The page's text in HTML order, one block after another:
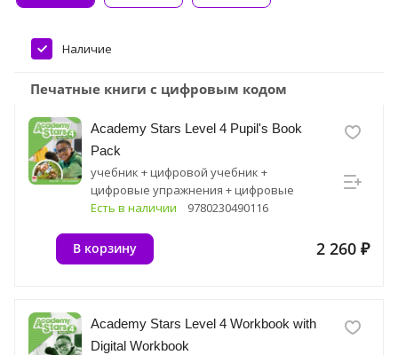
Наличие
Печатные книги с цифровым кодом
Academy Stars Level 4 Pupil's Book
Pack
учебник + цифровой учебник +
цифровые упражнения + цифровые
ресурсные материалы
Есть в наличии 9780230490116
2 260 ₽
В корзину
Academy Stars Level 4 Workbook with
Digital Workbook